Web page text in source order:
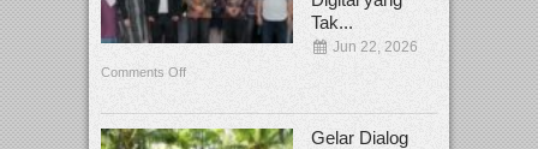
Tak...
Jun 22, 2026
Comments Off
Gelar Dialog